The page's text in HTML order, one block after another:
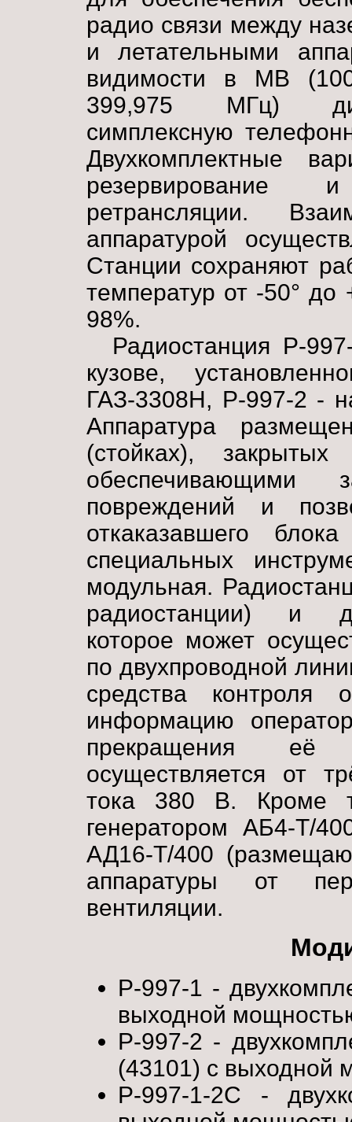
радио связи между
и летательными
видимости в MB
399,975 МГц)
симплексную
Двухкомплектные
резервирование
ретрансляции.
аппаратурой
Станции сохраняют
температур от -50° до
98%.
Радиостанция Р-
кузове,
ГАЗ-3308Н, Р-997-2 -
Аппаратура
(стойках),
обеспечивающими
повреждений и
откаказавшего
специальных
модульная.
радиостанции) и
которое может
по двухпроводной
средства контроля
информацию
прекращения её
осуществляется от
тока 380 В. Кроме
генератором АБ4-Т/
АД16-Т/400
аппаратуры от
вентиляции.
Р-997-1 -
выходной
Р-997-2 -
(43101) с выходной
Р-997-1-2С -